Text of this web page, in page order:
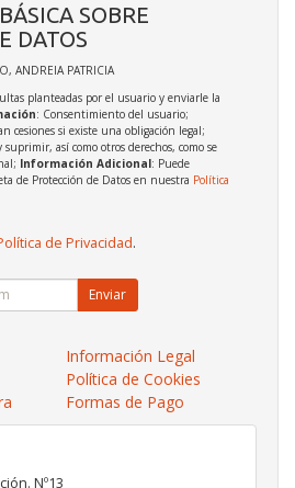
SOBRE
DATOS
ANDREIA PATRICIA
planteadas por el usuario y enviarle la
: Consentimiento del usuario;
cesiones si existe una obligación legal;
suprimir, así como otros derechos, como se
Información Adicional: Puede
de Protección de Datos en nuestra Política
de Privacidad.
Enviar
Información Legal
Política de Cookies
Formas de Pago
Nº13